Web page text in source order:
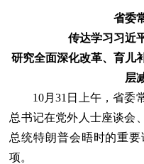
省委
传达学习习近
研究全面深化改革、育儿
层
10月31日上午，省委常
总书记在党外人士座谈会
总统特朗普会晤时的重
项。